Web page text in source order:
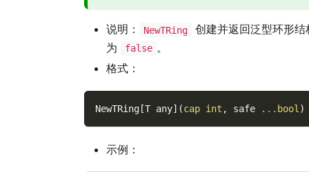
说明： NewTRing 创建并返回泛型环形结
为
false 。
格式：
NewTRing [T any] (cap int , safe ... bool )
示例：